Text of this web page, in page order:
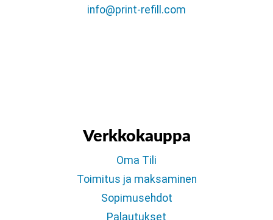
info@print-refill.com
Verkkokauppa
Oma Tili
Toimitus ja maksaminen
Sopimusehdot
Palautukset